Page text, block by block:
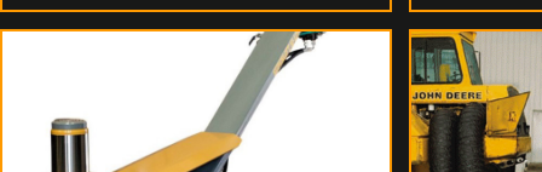
我们销售的圆环链所有参数均超过德国工业标准
DIN22252和DIN22255的要求，并可根据用户的要求进
洗的水不会排放